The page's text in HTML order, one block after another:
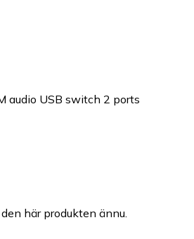
audio USB switch 2 ports
här produkten ännu.